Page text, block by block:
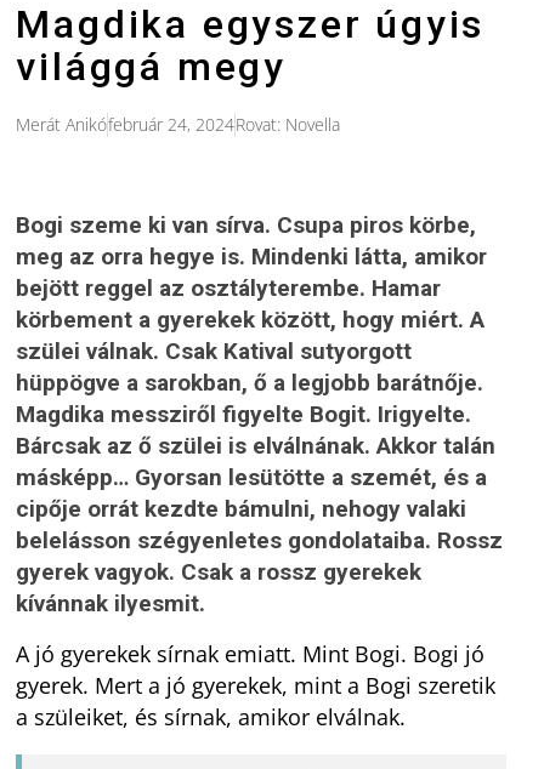
Magdika egyszer úgyis
világgá megy
Merát Anikófebruár 24, 2024Rovat: Novella
Bogi szeme ki van sírva. Csupa piros körbe,
meg az orra hegye is. Mindenki látta, amikor
bejött reggel az osztályterembe. Hamar
körbement a gyerekek között, hogy miért. A
szülei válnak. Csak Katival sutyorgott
hüppögve a sarokban, ő a legjobb barátnője.
Magdika messziről figyelte Bogit. Irigyelte.
Bárcsak az ő szülei is elválnának. Akkor talán
másképp… Gyorsan lesütötte a szemét, és a
cipője orrát kezdte bámulni, nehogy valaki
belelásson szégyenletes gondolataiba. Rossz
gyerek vagyok. Csak a rossz gyerekek
kívánnak ilyesmit.
A jó gyerekek sírnak emiatt. Mint Bogi. Bogi jó
gyerek. Mert a jó gyerekek, mint a Bogi szeretik
a szüleiket, és sírnak, amikor elválnak.